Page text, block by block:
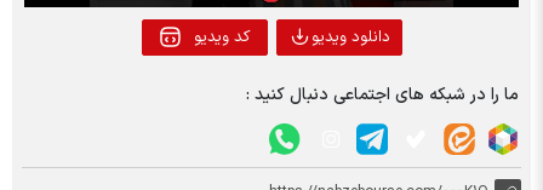
دانلود ویدیو کد ویدیو
ما را در شبکه های اجتماعی دنبال کنید :